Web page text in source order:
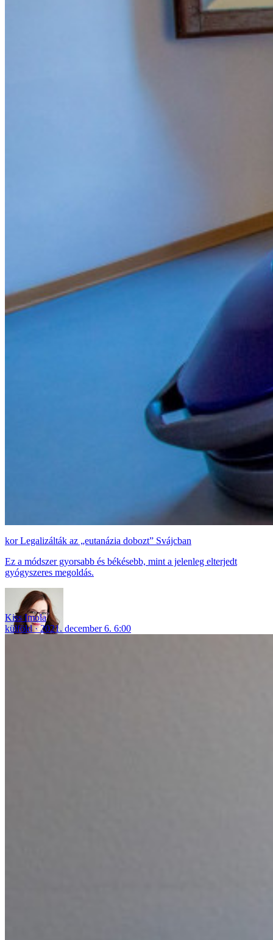
Legalizálták az „eutanázia dobozt” Svájcban
Ez a módszer gyorsabb és békésebb, mint a jelenleg elterjedt
gyógyszeres megoldás.
Kiss Imola
külföld
2021. december 6. 6:00